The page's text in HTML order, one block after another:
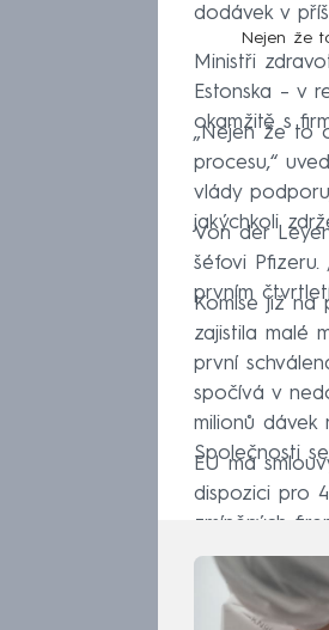
dodávek v
Nejen že
Ministři
Estonska – v
okamžitě s
„Nejen že to
procesu,“
vlády
jakýchkoli
Von der
šéfovi
prvním
Komise již na
zajistila malé
první
spočívá v
milionů dávek
Společnosti
EU má
dispozici pro
zmíněných